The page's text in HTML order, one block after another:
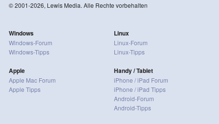
© 2001-2026, Lewis Media. Alle Rechte vorbehalten
Windows
Windows-Forum
Windows-Tipps
Apple
Apple Mac Forum
Apple Tipps
Linux
Linux-Forum
Linux-Tipps
Handy / Tablet
iPhone / iPad Forum
iPhone / iPad Tipps
Android-Forum
Android-Tipps